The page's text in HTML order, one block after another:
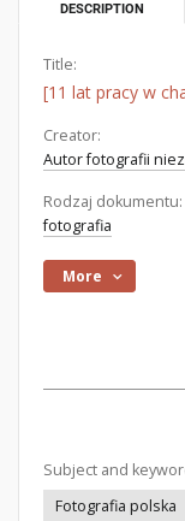
DESCRIPTION
Title:
[11 lat pracy w
Creator:
Autor fotografii
Rodzaj dokumentu:
fotografia
More
Subject and
Fotografia polska